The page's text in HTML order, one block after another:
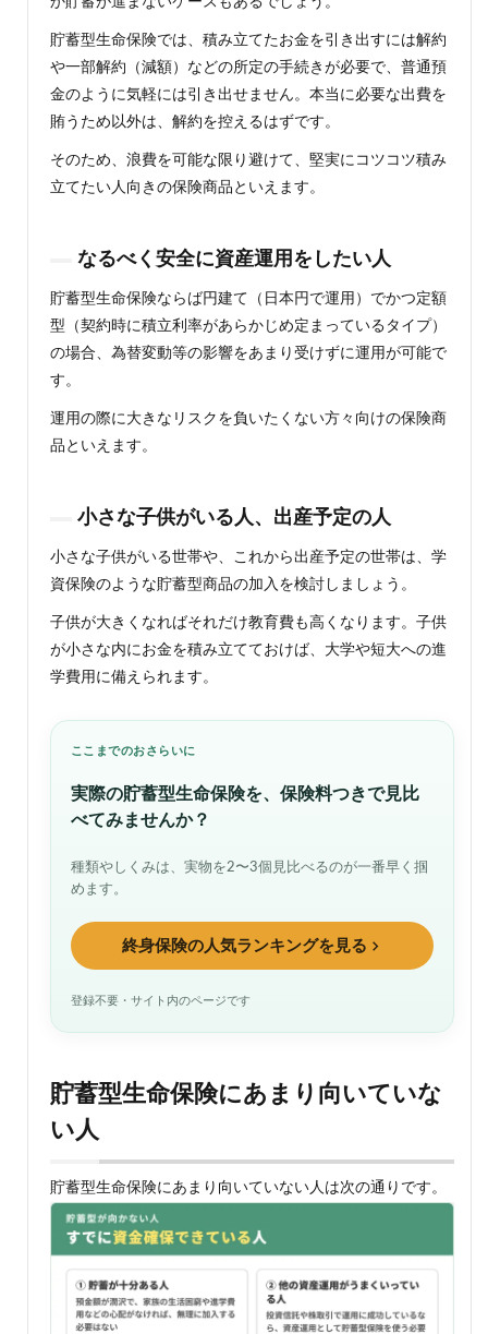
貯蓄型生命保険では、積み立てたお金を引き出すには解約
や一部解約（減額）などの所定の手続きが必要で、普通預
金のように気軽には引き出せません。本当に必要な出費を
賄うため以外は、解約を控えるはずです。
そのため、浪費を可能な限り避けて、堅実にコツコツ積み
立てたい人向きの保険商品といえます。
なるべく安全に資産運用をしたい人
貯蓄型生命保険ならば円建て（日本円で運用）でかつ定額
型（契約時に積立利率があらかじめ定まっているタイプ）
の場合、為替変動等の影響をあまり受けずに運用が可能で
す。
運用の際に大きなリスクを負いたくない方々向けの保険商
品といえます。
小さな子供がいる人、出産予定の人
小さな子供がいる世帯や、これから出産予定の世帯は、学
資保険のような貯蓄型商品の加入を検討しましょう。
子供が大きくなればそれだけ教育費も高くなります。子供
が小さな内にお金を積み立てておけば、大学や短大への進
学費用に備えられます。
ここまでのおさらいに
実際の貯蓄型生命保険を、保険料つきで見比
べてみませんか？
種類やしくみは、実物を2〜3個見比べるのが一番早く掴
めます。
終身保険の人気ランキングを見る
登録不要・サイト内のページです
貯蓄型生命保険にあまり向いていな
い人
貯蓄型生命保険にあまり向いていない人は次の通りです。